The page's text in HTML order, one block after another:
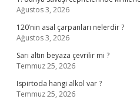
Ağustos 3, 2026
120’nin asal çarpanları nelerdir ?
Ağustos 3, 2026
Sarı altın beyaza çevrilir mi ?
Temmuz 25, 2026
Ispirtoda hangi alkol var ?
Temmuz 25, 2026